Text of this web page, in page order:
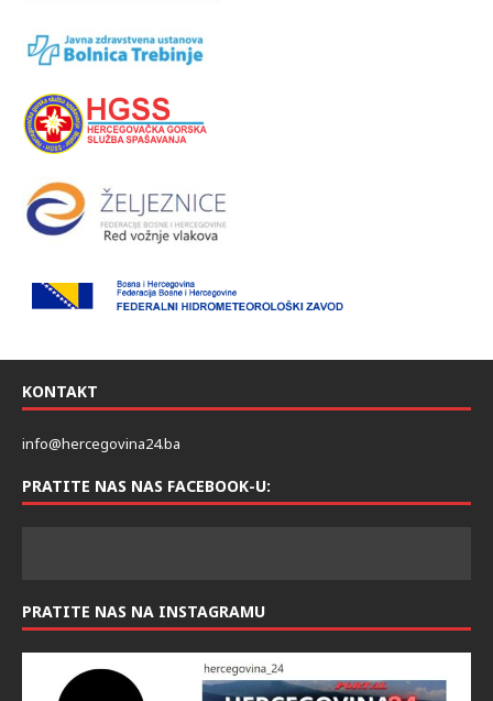
PRATITE NAS NA INSTAGRAMU